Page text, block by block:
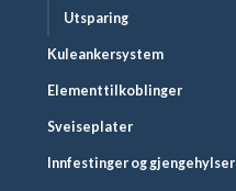
Utsparing
Kuleankersystem
Elementtilkoblinger
Sveiseplater
Innfestinger og gjengehylser